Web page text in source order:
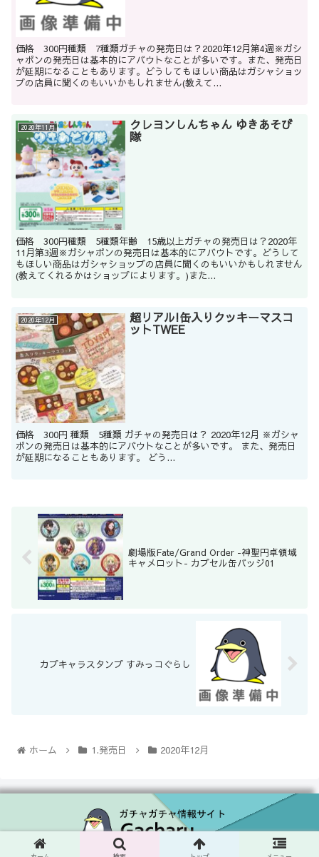
価格 300円種類 7種類ガチャの発売日は？2020年12月第4週※ガシ
ャポンの発売日は基本的にアバウトなことが多いです。また、発売日
が延期になることもあります。どうしてもほしい商品はガシャショッ
プの店員に聞くのもいいかもしれません(教えて...
2020年11月 クレヨンしんちゃん ゆきあそび
隊
価格 300円種類 5種類年齢 15歳以上ガチャの発売日は？2020年
11月第3週※ガシャポンの発売日は基本的にアバウトです。どうして
もほしい商品はガシャショップの店員に聞くのもいいかもしれません
(教えてくれるかはショップによります。)また...
2020年12月 超リアル!缶入りクッキーマスコ
ットTWEE
価格 300円 種類 5種類 ガチャの発売日は？ 2020年12月 ※ガシャ
ポンの発売日は基本的にアバウトなことが多いです。 また、発売日
が延期になることもあります。 どう...
劇場版Fate/Grand Order -神聖円卓領域
キャメロット- カプセル缶バッジ01
カプキャラスタンプ すみっコぐらし
ホーム 1.発売日 2020年12月
© 2020 ガチャガチャ情報サイト Gacharu.